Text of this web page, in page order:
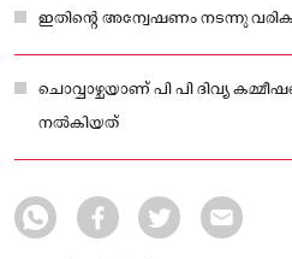
ഇതിന്റെ അന്വേഷണം നടന്നു
ചൊവ്വാഴ്ചയാണ് പി പി ദിവ്യ
നൽകിയത്